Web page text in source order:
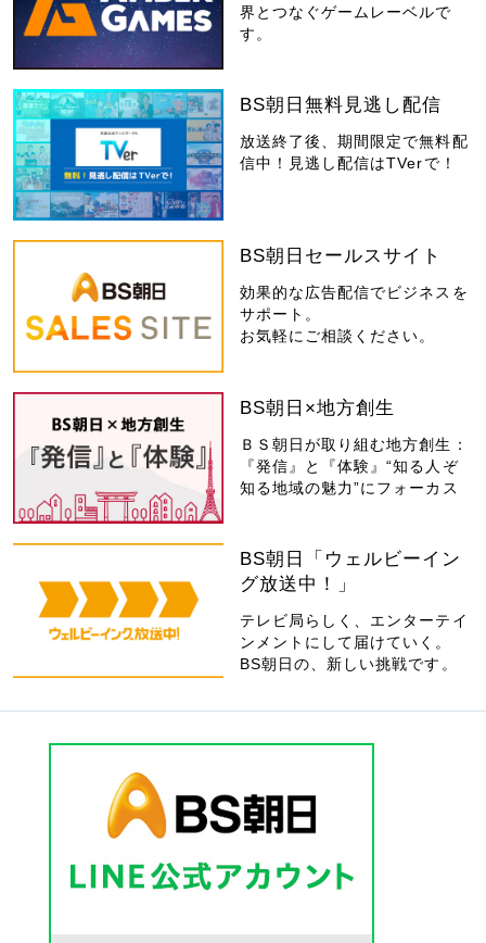
界とつなぐゲームレーベルで
す。
BS朝日無料見逃し配信
放送終了後、期間限定で無料配
信中！見逃し配信はTVerで！
BS朝日セールスサイト
効果的な広告配信でビジネスを
サポート。
お気軽にご相談ください。
BS朝日×地方創生
ＢＳ朝日が取り組む地方創生：
『発信』と『体験』“知る人ぞ
知る地域の魅力”にフォーカス
BS朝日「ウェルビーイン
グ放送中！」
テレビ局らしく、エンターテイ
ンメントにして届けていく。
BS朝日の、新しい挑戦です。